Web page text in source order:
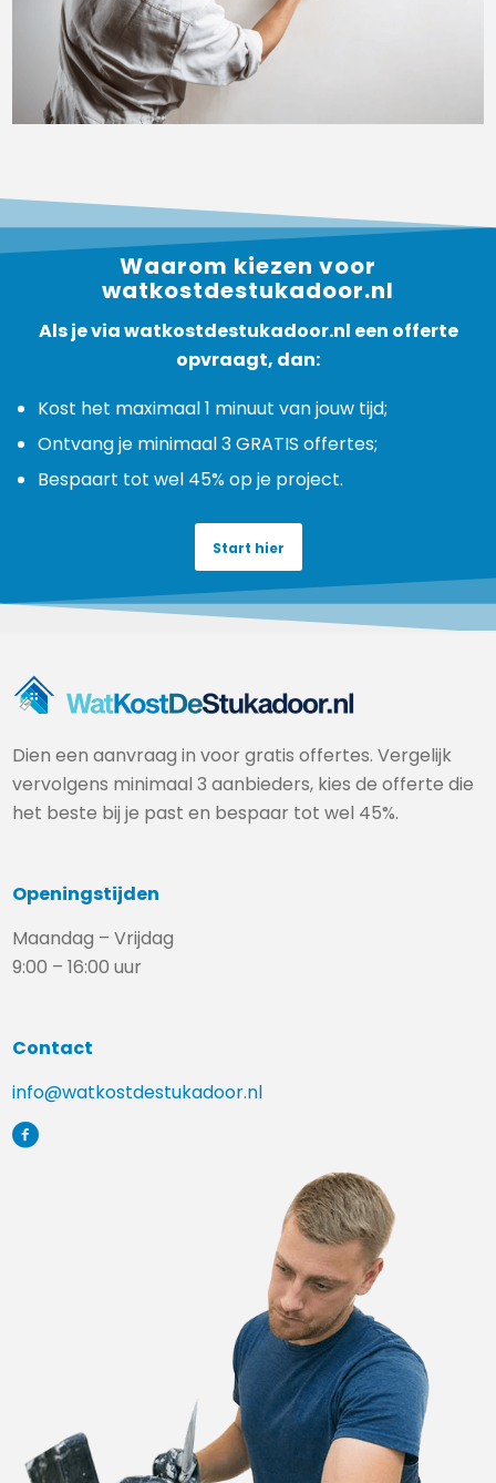
Waarom kiezen voor
watkostdestukadoor.nl
Als je via watkostdestukadoor.nl een offerte
opvraagt, dan:
Kost het maximaal 1 minuut van jouw tijd;
Ontvang je minimaal 3 GRATIS offertes;
Bespaart tot wel 45% op je project.
Start hier
Dien een aanvraag in voor gratis offertes. Vergelijk
vervolgens minimaal 3 aanbieders, kies de offerte die
het beste bij je past en bespaar tot wel 45%.
Openingstijden
Maandag – Vrijdag
9:00 – 16:00 uur
Contact
info@watkostdestukadoor.nl